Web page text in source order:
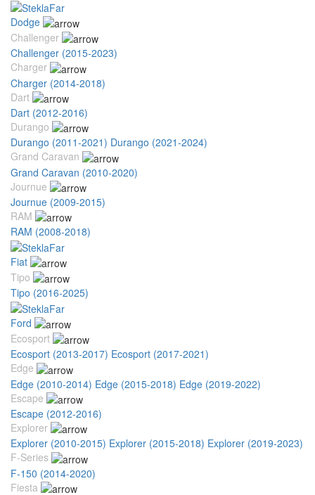
Dodge
Challenger
Challenger (2015-2023)
Charger
Charger (2014-2018)
Dart
Dart (2012-2016)
Durango
Durango (2011-2021) Durango (2021-2024)
Grand Caravan
Grand Caravan (2010-2020)
Journue
Journue (2009-2015)
RAM
RAM (2008-2018)
Fiat
Tipo
Tipo (2016-2025)
Ford
Ecosport
Ecosport (2013-2017) Ecosport (2017-2021)
Edge
Edge (2010-2014) Edge (2015-2018) Edge (2019-2022)
Escape
Escape (2012-2016)
Explorer
Explorer (2010-2015) Explorer (2015-2018) Explorer (2019-2023)
F-Series
F-150 (2014-2020)
Fiesta